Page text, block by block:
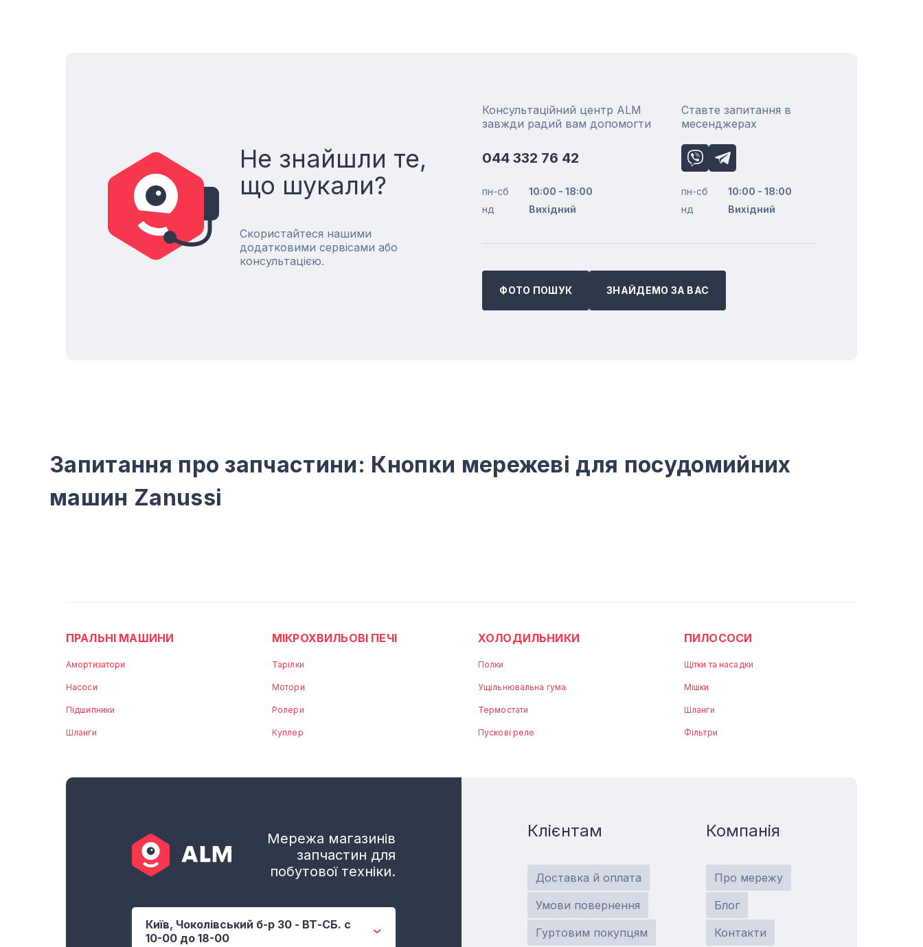
Не знайшли те,
що шукали?
Скористайтеся нашими
додатковими сервісами або
консультацією.
Консультаційний центр ALM
завжди радий вам допомогти
044 332 76 42
пн-сб
10:00 - 18:00
нд
Вихідний
Ставте запитання в
месенджерах
пн-сб
10:00 - 18:00
нд
Вихідний
ФОТО ПОШУК ЗНАЙДЕМО ЗА ВАС
Запитання про запчастини: Кнопки мережеві для посудомийних
машин Zanussi
ПРАЛЬНІ МАШИНИ
Амортизатори
Насоси
Підшипники
Шланги
МІКРОХВИЛЬОВІ ПЕЧІ
Тарілки
Мотори
Ролери
Куплер
ХОЛОДИЛЬНИКИ
Полки
Ущільнювальна гума
Термостати
Пускові реле
ПИЛОСОСИ
Щітки та насадки
Мішки
Шланги
Фільтри
Мережа магазинів
запчастин для
побутової техніки.
Київ, Чоколівський б-р 30 - ВТ-СБ. с
10-00 до 18-00
Клієнтам
Доставка й оплата
Умови повернення
Гуртовим покупцям
Компанія
Про мережу
Блог
Контакти